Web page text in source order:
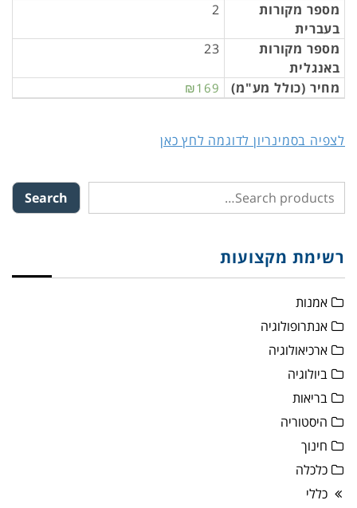
מספר מקורות
בעברית
2
מספר מקורות
באנגלית
23
מחיר (כולל מע"מ) ₪169
לצפיה בסמינריון לדוגמה לחץ כאן
Search
רשימת מקצועות
אמנות
אנתרופולוגיה
ארכיאולוגיה
ביולוגיה
בריאות
היסטוריה
חינוך
כלכלה
כללי